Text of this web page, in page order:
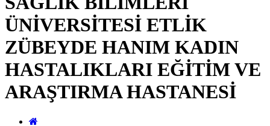
ÜNİVERSİTESİ ETLİK
ZÜBEYDE HANIM KADIN
HASTALIKLARI EĞİTİM VE
ARAŞTIRMA HASTANESİ